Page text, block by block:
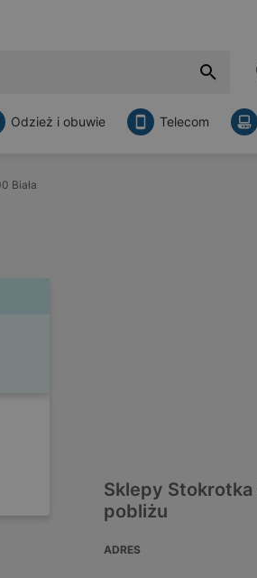
Odzież i obuwie Telecom
Biała
Sklepy Stokrotka
pobliżu
ADRES